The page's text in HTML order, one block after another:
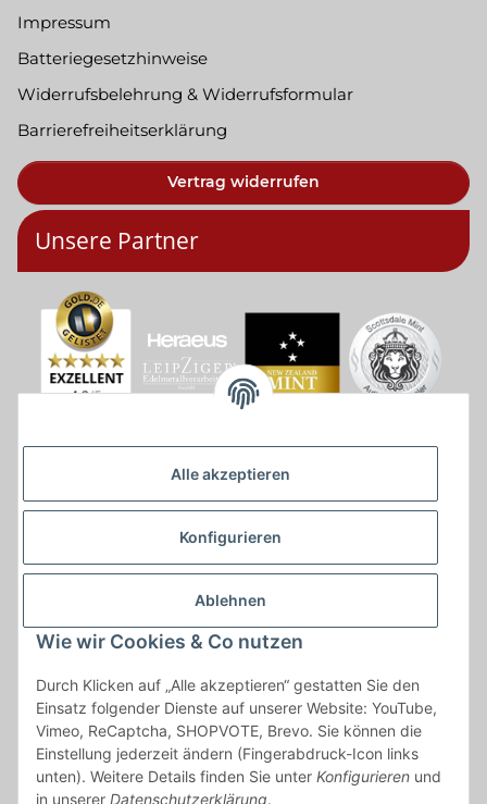
Alle akzeptieren
Konfigurieren
Ablehnen
Wie wir Cookies & Co nutzen
Durch Klicken auf „Alle akzeptieren“ gestatten Sie den
Einsatz folgender Dienste auf unserer Website: YouTube,
Vimeo, ReCaptcha, SHOPVOTE, Brevo. Sie können die
Einstellung jederzeit ändern (Fingerabdruck-Icon links
unten). Weitere Details finden Sie unter Konfigurieren und
in unserer Datenschutzerklärung.
Impressum
Batteriegesetzhinweise
Widerrufsbelehrung & Widerrufsformular
Barrierefreiheitserklärung
Vertrag widerrufen
Unsere Partner
* * Lieferzeiten gelten ab Zahlungseingang und innerhalb
Deutschland.Irrtümer vorbehalten. Angaben zur
Auflagenhöhe, Durchmesser, etc. werden nicht garantiert. Der
Kaufvertrag bleibt davon unbetroffen. Alle angegebenen Preise
sind incl. der gesetzlichen UST und, zzgl.Versand| Das Angebot
"kostenlose Lieferung" bezieht sich aussließlich auf den